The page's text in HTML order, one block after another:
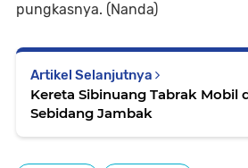
pungkasnya. (Nanda)
Artikel Selanjutnya
Kereta Sibinuang Tabrak Mobil
Sebidang Jambak